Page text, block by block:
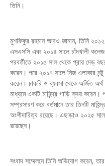
তিনি।
মুশফিকুর রহমান আরও জানান, তিনি ২০১২
এসএসসি এবং ২০১৪ সালে চাঁদখালী
পরবর্তীতে ২০১৫ সাল থেকে প্রায় দেড়
করেন। পরে ২০১৭ সালে নিজ এলাকার
করেন। চাকরি ও ব্যবসা থেকে অর্জিত অর্থ
মাধ্যমে একটি মাহিন্দ্র গাড়ি ক্রয় করেন।
সম্প্রসারণ করে বর্তমানে তার তিনটি
অংশীদারিত্ব রয়েছে। এছাড়াও ২০২৫
রয়েছেন।
সংবাদ সম্মেলনে তিনি অভিযোগ করেন,